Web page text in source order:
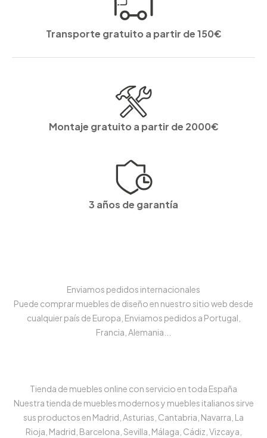
Transporte gratuito a partir de 150€
Montaje gratuito a partir de 2000€
3 años de garantía
Enviamos pedidos internacionales
Puede comprar muebles de diseño en nuestro sitio web desde
cualquier país de Europa, Enviamos pedidos a Portugal,
Francia, Alemania...
Tienda de muebles online con servicio en toda España
Nuestra tienda de muebles modernos y muebles italianos sirve
sus productos en Madrid, Asturias, Cantabria, Navarra, La
Rioja, Madrid, Barcelona, Sevilla, Málaga, Cádiz, Vizcaya,